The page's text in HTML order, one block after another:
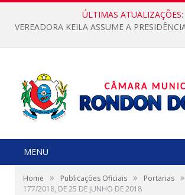
ÚLTIMAS ATUALIZAÇÕES:
MENU
Home » Publicações Oficiais » Portarias »
177/2018, DE 25 DE JUNHO DE 2018